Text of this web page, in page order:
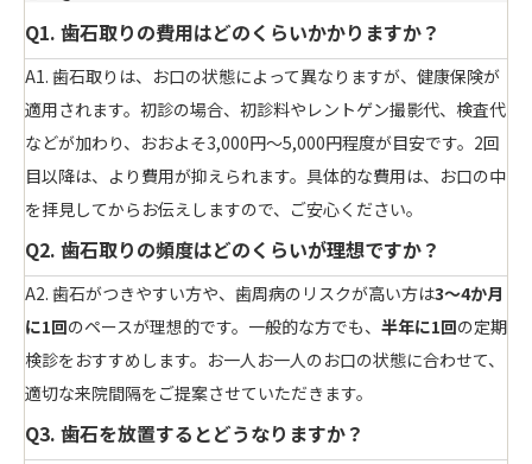
Q1. 歯石取りの費用はどのくらいかかりますか？
A1. 歯石取りは、お口の状態によって異なりますが、健康保険が
適用されます。初診の場合、初診料やレントゲン撮影代、検査代
などが加わり、おおよそ3,000円〜5,000円程度が目安です。2回
目以降は、より費用が抑えられます。具体的な費用は、お口の中
を拝見してからお伝えしますので、ご安心ください。
Q2. 歯石取りの頻度はどのくらいが理想ですか？
A2. 歯石がつきやすい方や、歯周病のリスクが高い方は3〜4か月
に1回のペースが理想的です。一般的な方でも、 半年に1回の定期
検診をおすすめします。お一人お一人のお口の状態に合わせて、
適切な来院間隔をご提案させていただきます。
Q3. 歯石を放置するとどうなりますか？